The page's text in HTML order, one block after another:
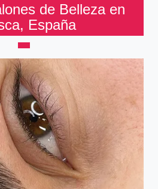
de Belleza en
España